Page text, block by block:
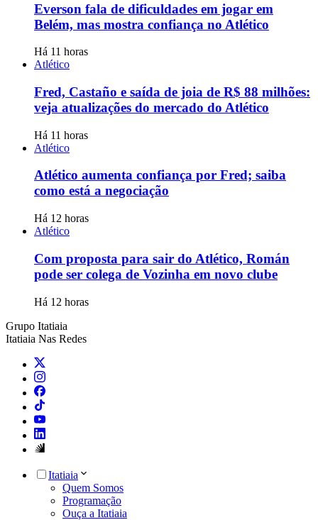
Everson fala de dificuldades em jogar em
Belém, mas mostra confiança no Atlético
Há 11 horas
Atlético
Fred, Castaño e saída de joia de R$ 88 milhões:
veja atualizações do mercado do Atlético
Há 11 horas
Atlético
Atlético aumenta confiança por Fred; saiba
como está a negociação
Há 12 horas
Atlético
Com proposta para sair do Atlético, Román
pode ser colega de Vozinha em novo clube
Há 12 horas
Grupo Itatiaia
Itatiaia Nas Redes
Itatiaia
Quem Somos
Programação
Ouça a Itatiaia